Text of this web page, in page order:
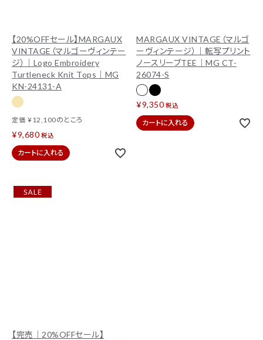
【20%OFFセール】MARGAUX
VINTAGE（マルゴーヴィンテー
ジ）｜Logo Embroidery
Turtleneck Knit Tops｜MG
KN-24131-A
定価 ¥12,100のところ
¥9,680 税込
カートに入れる
MARGAUX VINTAGE（マルゴ
ーヴィンテージ）｜転写プリント
ノースリーブTEE｜MG CT-
26074-S
¥9,350 税込
カートに入れる
【完売｜20%OFFセール】